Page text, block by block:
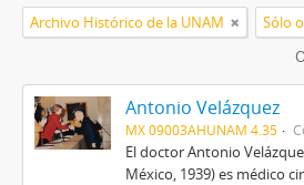
Archivo Histórico de la UNAM
Sólo
Antonio Velázquez
MX 09003AHUNAM 4.35
El doctor Antonio
México, 1939) es médico